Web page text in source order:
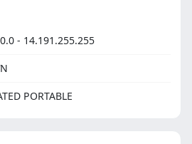
- 14.191.255.255
PORTABLE